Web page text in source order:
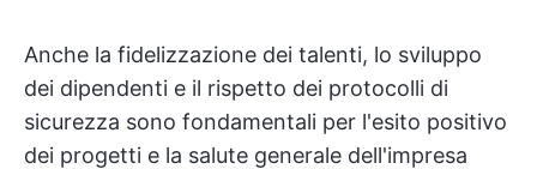
Anche la fidelizzazione dei talenti, lo sviluppo
dei dipendenti e il rispetto dei protocolli di
sicurezza sono fondamentali per l'esito positivo
dei progetti e la salute generale dell'impresa